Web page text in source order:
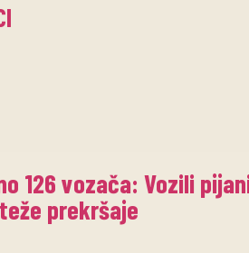
126 vozača: Vozili
prekršaje